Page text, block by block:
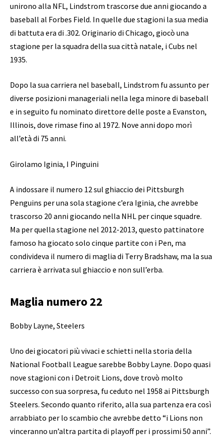
unirono alla NFL, Lindstrom trascorse due anni giocando a
baseball al Forbes Field. In quelle due stagioni la sua media
di battuta era di .302. Originario di Chicago, giocò una
stagione per la squadra della sua città natale, i Cubs nel
1935.
Dopo la sua carriera nel baseball, Lindstrom fu assunto per
diverse posizioni manageriali nella lega minore di baseball
e in seguito fu nominato direttore delle poste a Evanston,
Illinois, dove rimase fino al 1972. Nove anni dopo morì
all’età di 75 anni.
Girolamo Iginia, I Pinguini
A indossare il numero 12 sul ghiaccio dei Pittsburgh
Penguins per una sola stagione c’era Iginia, che avrebbe
trascorso 20 anni giocando nella NHL per cinque squadre.
Ma per quella stagione nel 2012-2013, questo pattinatore
famoso ha giocato solo cinque partite con i Pen, ma
condivideva il numero di maglia di Terry Bradshaw, ma la sua
carriera è arrivata sul ghiaccio e non sull’erba.
Maglia numero 22
Bobby Layne, Steelers
Uno dei giocatori più vivaci e schietti nella storia della
National Football League sarebbe Bobby Layne. Dopo quasi
nove stagioni con i Detroit Lions, dove trovò molto
successo con sua sorpresa, fu ceduto nel 1958 ai Pittsburgh
Steelers. Secondo quanto riferito, alla sua partenza era così
arrabbiato per lo scambio che avrebbe detto “i Lions non
vinceranno un’altra partita di playoff per i prossimi 50 anni”.